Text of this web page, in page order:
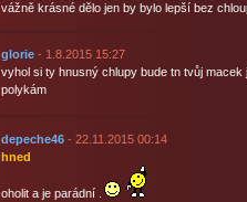
vážně krásné dělo jen by bylo lepší bez
glorie- 1.8.2015 15:27
vyhol si ty hnusný chlupy bude tn tvůj
polykám
depeche46- 22.11.2015 00:14
hned
oholit a je parádní .